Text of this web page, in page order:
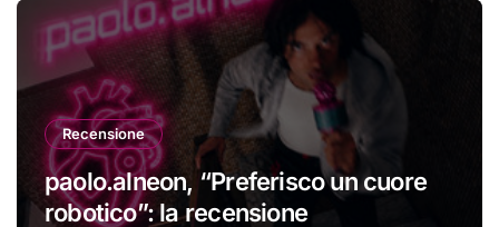
Recensione
paolo.alneon, “Preferisco un cuore
robotico”: la recensione